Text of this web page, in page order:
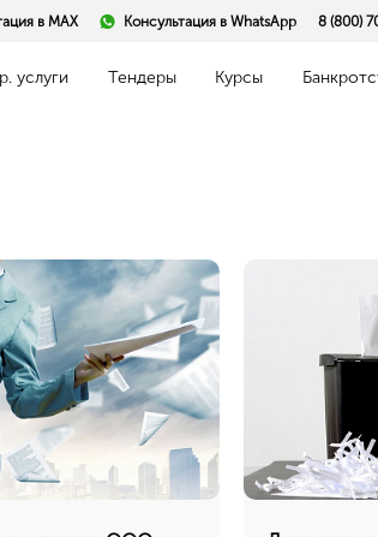
в MAX Консультация в WhatsApp 8 (800)
услуги Тендеры Курсы